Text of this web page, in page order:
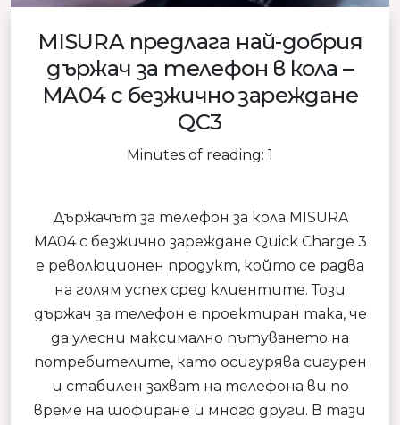
MISURA предлага най-добрия
държач за телефон в кола –
MA04 с безжично зареждане
QC3
Minutes of reading: 1
Държачът за телефон за кола MISURA
MA04 с безжично зареждане Quick Charge 3
е революционен продукт, който се радва
на голям успех сред клиентите. Този
държач за телефон е проектиран така, че
да улесни максимално пътуването на
потребителите, като осигурява сигурен
и стабилен захват на телефона ви по
време на шофиране и много други. В тази